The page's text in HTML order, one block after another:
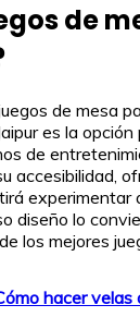
de
de mesa
es la
de
accesibilidad,
experimentar
diseño lo
los mejores
hacer velas